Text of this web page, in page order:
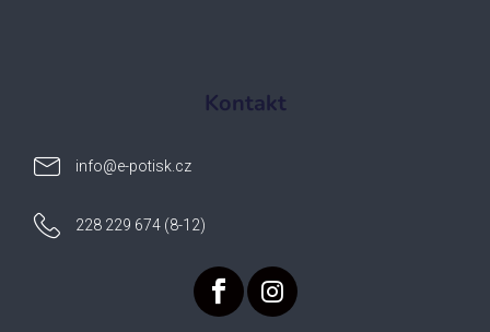
Kontakt
info@e-potisk.cz
228 229 674 (8-12)